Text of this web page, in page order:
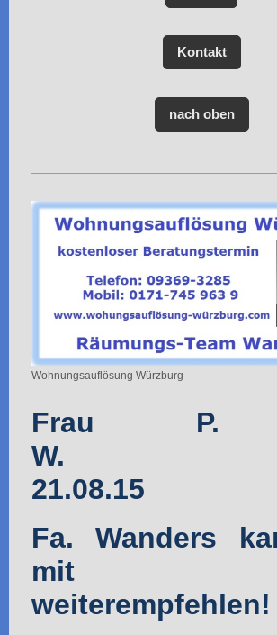
Kontakt
nach oben
Wohnungsauflösung Würzburg
Frau P.
21.08.15
Fa. Wanders
mit
weiterempfehlen!